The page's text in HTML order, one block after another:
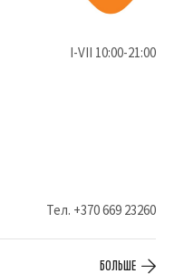
I-VII 10:00-21:00
Тел. +370 669 23260
БОЛЬШЕ